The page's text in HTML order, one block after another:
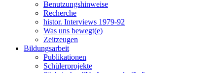
Benutzungshinweise
Recherche
histor. Interviews 1979-92
Was uns bewegt(e)
Zeitzeugen
Bildungsarbeit
Publikationen
Schülerprojekte